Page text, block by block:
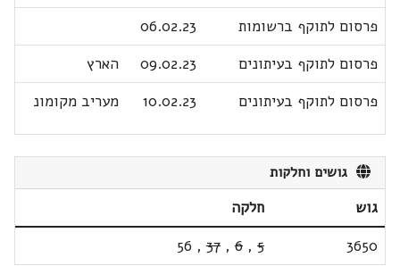
פרסום לתוקף ברשומות
06.02.23
פרסום לתוקף בעיתונים
09.02.23
הארץ
פרסום לתוקף בעיתונים
10.02.23 מעריב מקומונ
גושים וחלקות
גוש
חלקה
3650
5
,
6
,
37
,
56